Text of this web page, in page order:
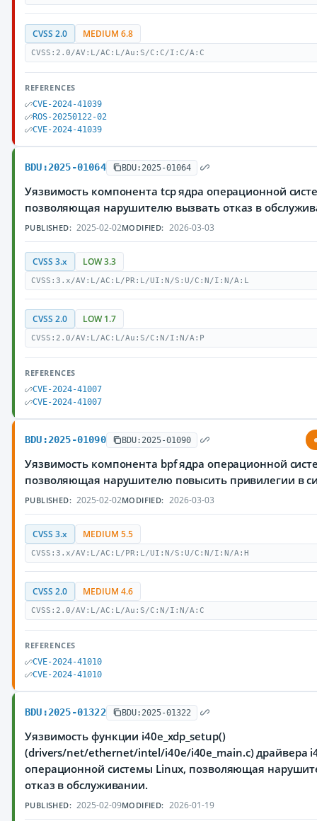
CVSS 2.0 MEDIUM 6.8
CVSS:2.0/AV:L/AC:L/Au:S/C:C/I:C/A:C
REFERENCES
CVE-2024-41039
ROS-20250122-02
CVE-2024-41039
BDU:2025-01064 BDU:2025-01064
Уязвимость компонента tcp ядра операционной
позволяющая нарушителю вызвать отказ в
PUBLISHED: 2025-02-02MODIFIED: 2026-03-03
CVSS 3.x LOW 3.3
CVSS:3.x/AV:L/AC:L/PR:L/UI:N/S:U/C:N/I:N/A:L
CVSS 2.0 LOW 1.7
CVSS:2.0/AV:L/AC:L/Au:S/C:N/I:N/A:P
REFERENCES
CVE-2024-41007
CVE-2024-41007
BDU:2025-01090 BDU:2025-01090
Уязвимость компонента bpf ядра операционной
позволяющая нарушителю повысить привилегии в
PUBLISHED: 2025-02-02MODIFIED: 2026-03-03
CVSS 3.x MEDIUM 5.5
CVSS:3.x/AV:L/AC:L/PR:L/UI:N/S:U/C:N/I:N/A:H
CVSS 2.0 MEDIUM 4.6
CVSS:2.0/AV:L/AC:L/Au:S/C:N/I:N/A:C
REFERENCES
CVE-2024-41010
CVE-2024-41010
BDU:2025-01322 BDU:2025-01322
Уязвимость функции i40e_xdp_setup()
(drivers/net/ethernet/intel/i40e/i40e_main.c) драйвера
операционной системы Linux, позволяющая
отказ в обслуживании.
PUBLISHED: 2025-02-09MODIFIED: 2026-01-19